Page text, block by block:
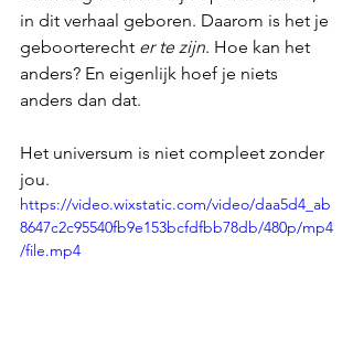
in dit verhaal geboren. Daarom is het je
geboorterecht er te zijn. Hoe kan het
anders? En eigenlijk hoef je niets
anders dan dat.
Het universum is niet compleet zonder
jou.
https://video.wixstatic.com/video/daa5d4_ab
8647c2c95540fb9e153bcfdfbb78db/480p/mp4
/file.mp4